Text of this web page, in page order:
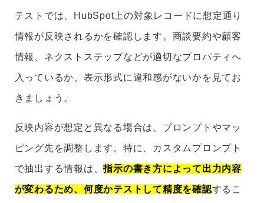
テストでは、HubSpot上の対象レコードに想定通り
情報が反映されるかを確認します。商談要約や顧客
情報、ネクストステップなどが適切なプロパティへ
入っているか、表示形式に違和感がないかを見てお
きましょう。
反映内容が想定と異なる場合は、プロンプトやマッ
ピング先を調整します。特に、カスタムプロンプト
で抽出する情報は、指示の書き方によって出力内容
が変わるため、何度かテストして精度を確認するこ